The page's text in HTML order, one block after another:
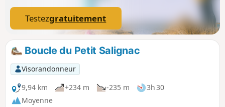
Testezgratuitement
Boucle du Petit Salignac
Visorandonneur
9,94 km
+234 m -235 m
3h 30
Moyenne